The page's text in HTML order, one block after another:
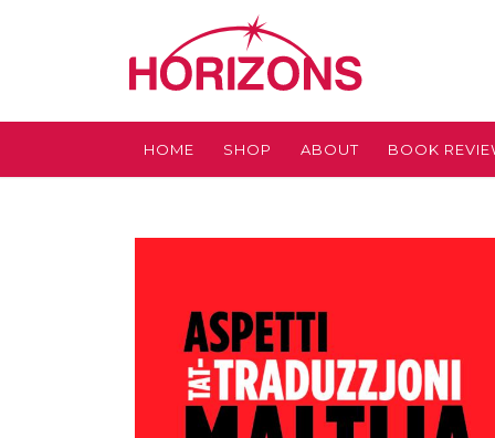
HOME SHOP ABOUT BOOK